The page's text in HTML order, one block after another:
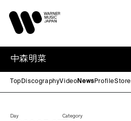
中森明菜
Top DiscographyVideo NewsProfileStore
Day Category